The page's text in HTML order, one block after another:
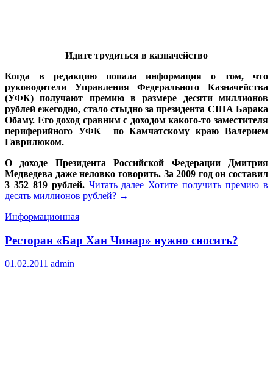
Идите трудиться в казначейство
Когда в редакцию попала информация о том, что
руководители Управления Федерального Казначейства
(УФК) получают премию в размере десяти миллионов
рублей ежегодно, стало стыдно за президента США Барака
Обаму. Его доход сравним с доходом какого-то заместителя
периферийного УФК по Камчатскому краю Валерием
Гаврилюком.
О доходе Президента Российской Федерации Дмитрия
Медведева даже неловко говорить. За 2009 год он составил
3 352 819 рублей. Читать далее Хотите получить премию в
десять миллионов рублей? →
Информационная
Ресторан «Бар Хан Чинар» нужно сносить?
01.02.2011 admin